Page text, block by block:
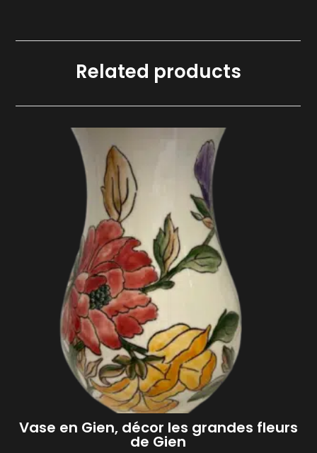
Related products
Vase en Gien, décor les grandes fleurs
de Gien